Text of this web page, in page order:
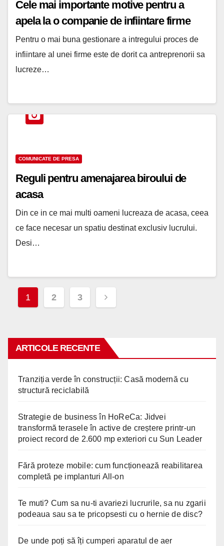
Cele mai importante motive pentru a
apela la o companie de infiintare firme
Pentru o mai buna gestionare a intregului proces de
infiintare al unei firme este de dorit ca antreprenorii sa
lucreze…
COMUNICATE DE PRESA
Reguli pentru amenajarea biroului de
acasa
Din ce in ce mai multi oameni lucreaza de acasa, ceea
ce face necesar un spatiu destinat exclusiv lucrului.
Desi…
Paginație
1 2 3
ARTICOLE RECENTE
Tranziția verde în construcții: Casă modernă cu
structură reciclabilă
Strategie de business în HoReCa: Jidvei
transformă terasele în active de creștere printr-un
proiect record de 2.600 mp exteriori cu Sun Leader
Fără proteze mobile: cum funcționează reabilitarea
completă pe implanturi All-on
Te muti? Cum sa nu-ti avariezi lucrurile, sa nu zgarii
podeaua sau sa te pricopsesti cu o hernie de disc?
De unde poți să îți cumperi aparatul de aer